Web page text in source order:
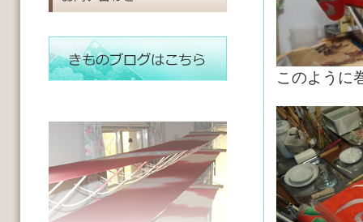
このように